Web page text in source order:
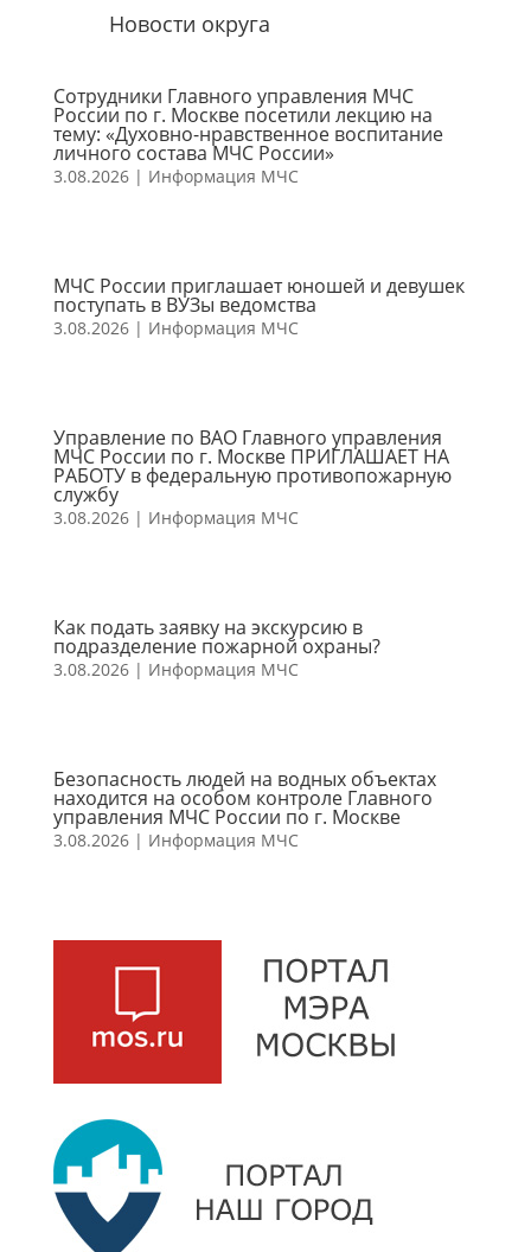
Новости округа
Сотрудники Главного управления МЧС
России по г. Москве посетили лекцию на
тему: «Духовно-нравственное воспитание
личного состава МЧС России»
3.08.2026| Информация МЧС
МЧС России приглашает юношей и девушек
поступать в ВУЗы ведомства
3.08.2026| Информация МЧС
Управление по ВАО Главного управления
МЧС России по г. Москве ПРИГЛАШАЕТ НА
РАБОТУ в федеральную противопожарную
службу
3.08.2026| Информация МЧС
Как подать заявку на экскурсию в
подразделение пожарной охраны?
3.08.2026| Информация МЧС
Безопасность людей на водных объектах
находится на особом контроле Главного
управления МЧС России по г. Москве
3.08.2026| Информация МЧС